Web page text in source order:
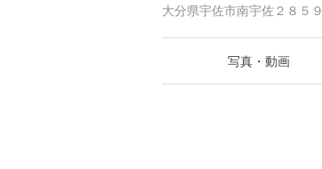
大分県宇佐市南宇佐２８５９
写真・動画